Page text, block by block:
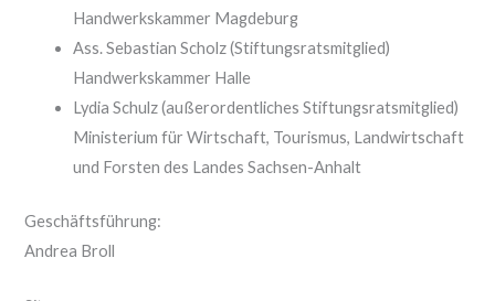
Handwerkskammer Magdeburg
Ass. Sebastian Scholz (Stiftungsratsmitglied)
Handwerkskammer Halle
Lydia Schulz (außerordentliches Stiftungsratsmitglied)
Ministerium für Wirtschaft, Tourismus, Landwirtschaft
und Forsten des Landes Sachsen-Anhalt
Geschäftsführung:
Andrea Broll